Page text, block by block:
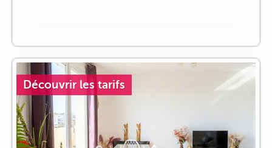
Découvrir les tarifs